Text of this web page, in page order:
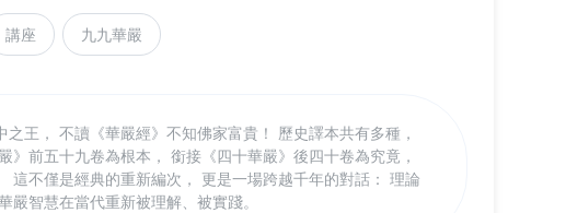
講座 九九華嚴
之王， 不讀《華嚴經》不知佛家富貴！ 歷史譯本共有多種，
》前五十九卷為根本， 銜接《四十華嚴》後四十卷為究竟，
這不僅是經典的重新編次， 更是一場跨越千年的對話： 理論
智慧在當代重新被理解、被實踐。